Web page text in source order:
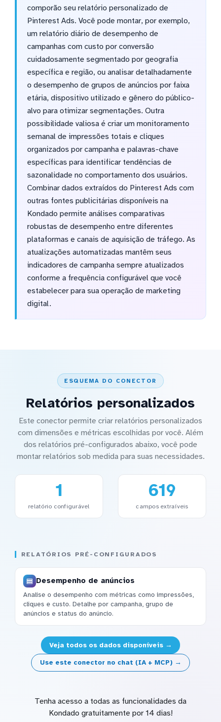
comporão seu relatório personalizado de
Pinterest Ads. Você pode montar, por exemplo,
um relatório diário de desempenho de
campanhas com custo por conversão
cuidadosamente segmentado por geografia
específica e região, ou analisar detalhadamente
o desempenho de grupos de anúncios por faixa
etária, dispositivo utilizado e gênero do público-
alvo para otimizar segmentações. Outra
possibilidade valiosa é criar um monitoramento
semanal de impressões totais e cliques
organizados por campanha e palavras-chave
específicas para identificar tendências de
sazonalidade no comportamento dos usuários.
Combinar dados extraídos do Pinterest Ads com
outras fontes publicitárias disponíveis na
Kondado permite análises comparativas
robustas de desempenho entre diferentes
plataformas e canais de aquisição de tráfego. As
atualizações automatizadas mantêm seus
indicadores de campanha sempre atualizados
conforme a frequência configurável que você
estabelecer para sua operação de marketing
digital.
ESQUEMA DO CONECTOR
Relatórios personalizados
Este conector permite criar relatórios personalizados
com dimensões e métricas escolhidas por você. Além
dos relatórios pré-configurados abaixo, você pode
montar relatórios sob medida para suas necessidades.
1
relatório configurável
619
campos extraíveis
RELATÓRIOS PRÉ-CONFIGURADOS
Desempenho de anúncios
Analise o desempenho com métricas como impressões,
cliques e custo. Detalhe por campanha, grupo de
anúncios e status do anúncio.
Veja todos os dados disponíveis →
Use este conector no chat (IA + MCP) →
Tenha acesso a todas as funcionalidades da
Kondado gratuitamente por 14 dias!